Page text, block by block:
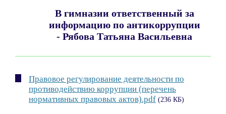
В гимназии ответственный за
информацию по антикоррупции
- Рябова Татьяна Васильевна
Правовое регулирование деятельности по
противодействию коррупции (перечень
нормативных правовых актов).pdf (236 КБ)